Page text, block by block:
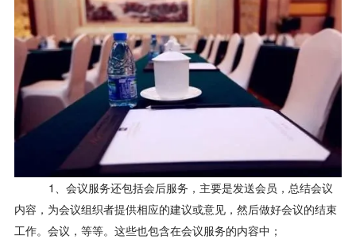
1、会议服务还包括会后服务，主要是发送会员，总结会议
内容，为会议组织者提供相应的建议或意见，然后做好会议的结束
工作。会议，等等。这些也包含在会议服务的内容中；